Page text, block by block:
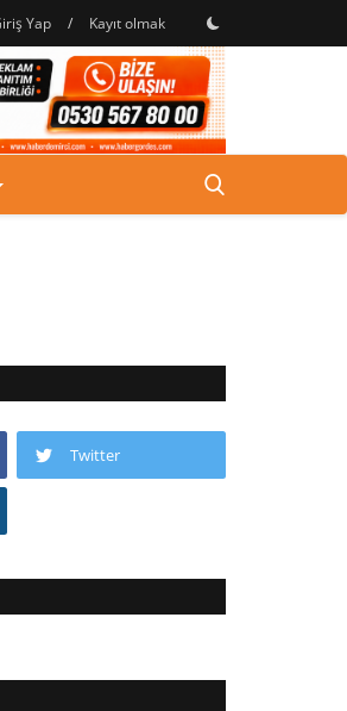
Yap / Kayıt olmak
Twitter